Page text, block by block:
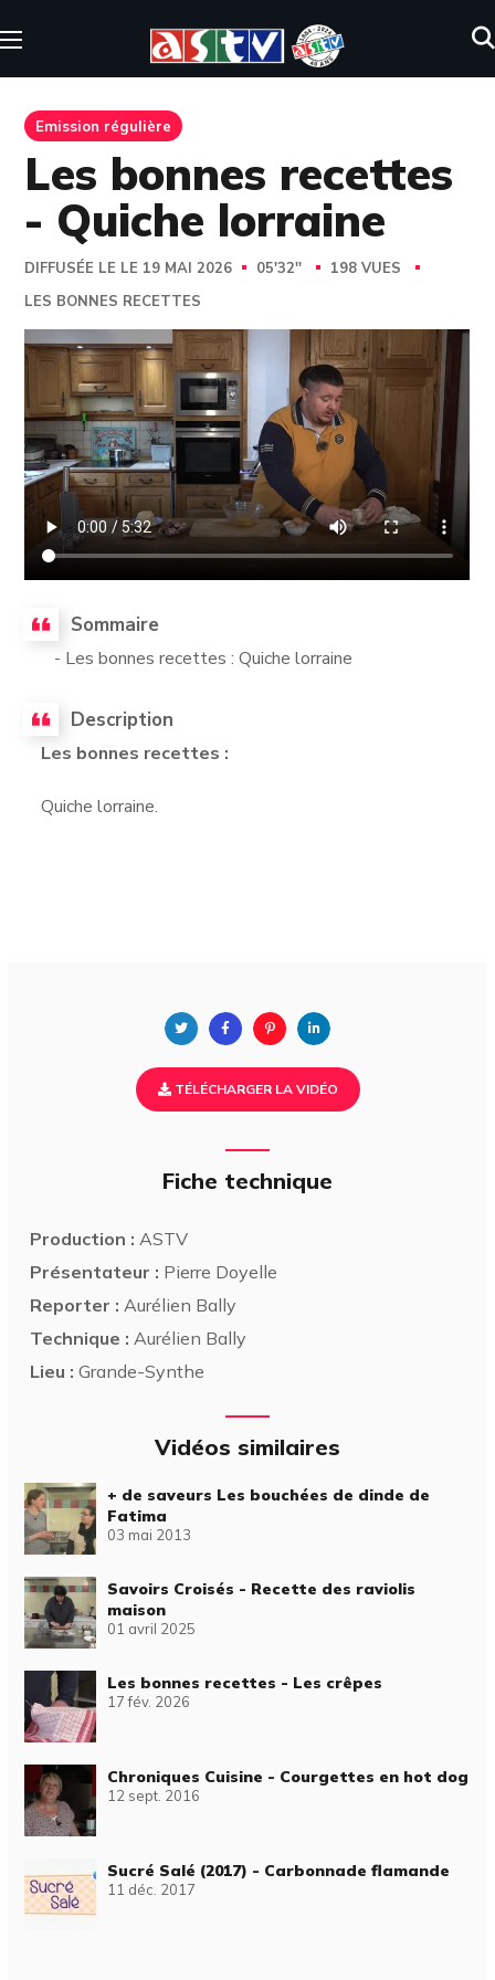
Emission régulière
Les bonnes recettes
- Quiche lorraine
DIFFUSÉE LE LE 19 MAI 2026 05'32''
198 VUES
LES BONNES RECETTES
Sommaire
- Les bonnes recettes : Quiche lorraine
Description
Les bonnes recettes :
Quiche lorraine.
TÉLÉCHARGER LA VIDÉO
Fiche technique
Production : ASTV
Présentateur : Pierre Doyelle
Reporter : Aurélien Bally
Technique : Aurélien Bally
Lieu : Grande-Synthe
Vidéos similaires
+ de saveurs Les bouchées de dinde de
Fatima
03 mai 2013
Savoirs Croisés - Recette des raviolis
maison
01 avril 2025
Les bonnes recettes - Les crêpes
17 fév. 2026
Chroniques Cuisine - Courgettes en hot dog
12 sept. 2016
Sucré Salé (2017) - Carbonnade flamande
11 déc. 2017